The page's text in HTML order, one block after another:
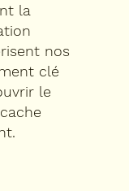
la
nos
clé
le